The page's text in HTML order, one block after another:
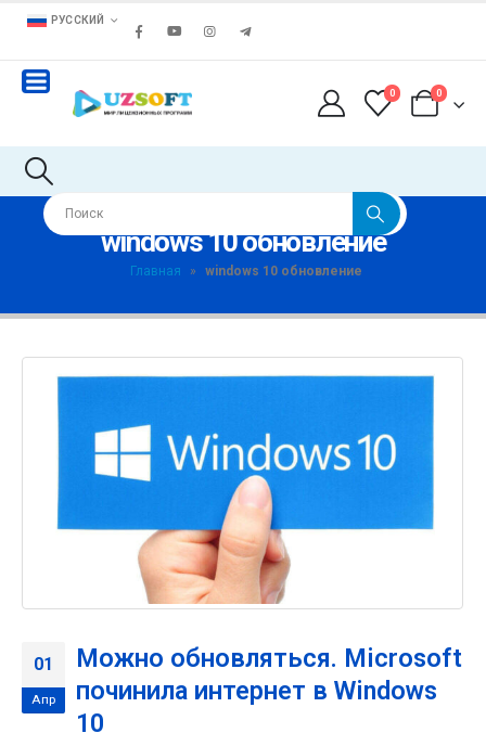
РУССКИЙ
0 0
windows 10 обновление
Главная » windows 10 обновление
01
Апр
Можно обновляться. Microsoft
починила интернет в Windows
10